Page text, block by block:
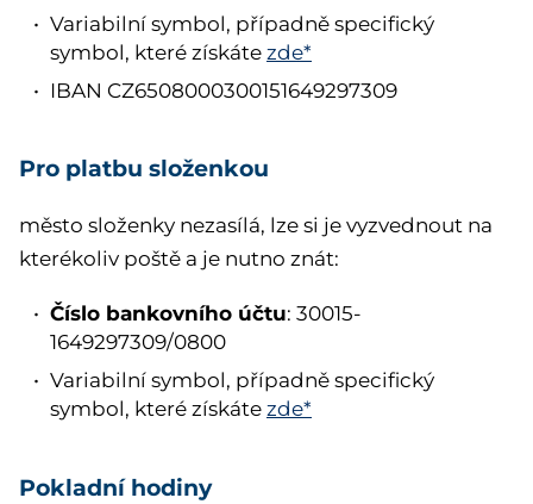
Variabilní symbol, případně specifický
symbol, které získáte zde*
IBAN CZ6508000300151649297309
Pro platbu složenkou
město složenky nezasílá, lze si je vyzvednout na
kterékoliv poště a je nutno znát:
Číslo bankovního účtu: 30015-
1649297309/0800
Variabilní symbol, případně specifický
symbol, které získáte zde*
Pokladní hodiny